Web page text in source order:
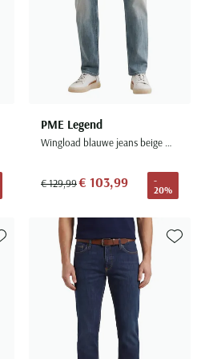
PME Legend
Wingload blauwe jeans beige washed
€ 129,99€ 103,99
-
20%
aan favorieten